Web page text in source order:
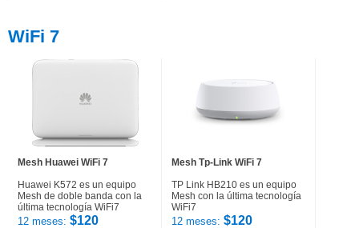
WiFi 7
Mesh Huawei WiFi 7
Huawei K572 es un equipo
Mesh de doble banda con la
última tecnología WiFi7
12 meses: $120
Mesh Tp-Link WiFi 7
TP Link HB210 es un equipo
Mesh con la última tecnología
WiFi7
12 meses: $120